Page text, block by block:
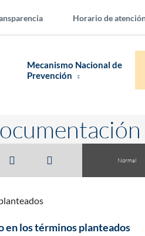
Horario de
Mecanismo Nacional de
Prevención
Normal
en los términos planteados